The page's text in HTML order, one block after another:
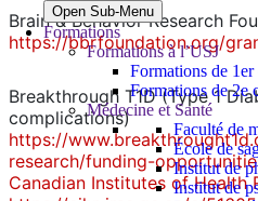
Open Sub-Menu
Formations
Formations à l’USJ
Formations de
Formations de 2e
Médecine et Santé
Faculté de
École de
Institut de
Institut de
Brain & Behavior Research
https://bbrfoundation.org/
Breakthrough T1D (Type 1
complications)
https://
research/funding-
Canadian Institutes of Health